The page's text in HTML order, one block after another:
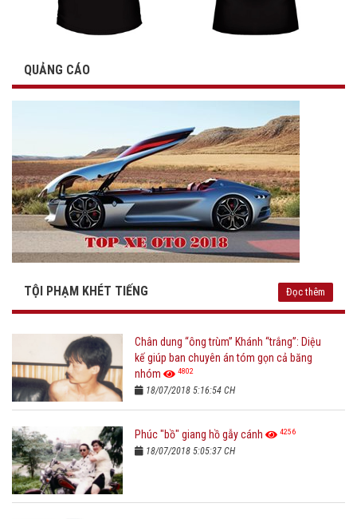
QUẢNG CÁO
TỘI PHẠM KHÉT TIẾNG Đọc thêm
Chân dung “ông trùm” Khánh “trắng”: Diệu
kế giúp ban chuyên án tóm gọn cả băng
nhóm
4802
18/07/2018 5:16:54 CH
Phúc "bồ" giang hồ gẫy cánh 4256
18/07/2018 5:05:37 CH